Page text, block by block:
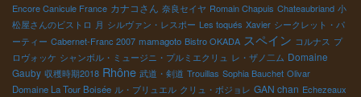
Encore Canicule France カナコさん 奈良セイヤ Romain Chapuis Chateaubriand 小
松屋さんのビストロ 月 シルヴァン・レスポー Les toqués Xavier シークレット・パ
ーティー Cabernet-Franc 2007 mamagoto Bistro OKADA スペイン コルナス プ
ロヴォッケ シャンボル・ミュージニ・プルミエクリュ レ・ザノ二ム Domaine
Gauby 収穫時期2018 Rhône 武道・剣道 Trouillas Sophia Bauchet Olivar
Domaine La Tour Boisée ル・ブリュエル クリュ・ボジョレ GAN chan Echezeaux